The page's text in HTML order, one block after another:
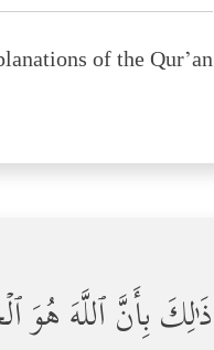
of the Qur’an:
ذَ ٰ⁠لِكَ بِأَنَّ ٱللَّهَ هُوَ